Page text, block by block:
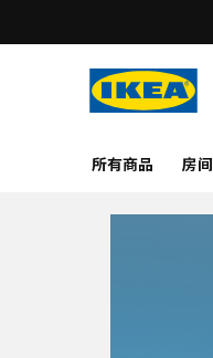
所有商品 房间